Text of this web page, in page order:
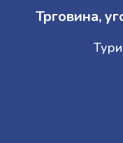
Трговина,